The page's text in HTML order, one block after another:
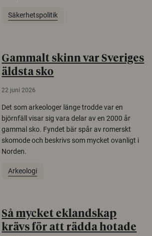
Säkerhetspolitik
Gammalt skinn var Sveriges
äldsta sko
22 juni 2026
Det som arkeologer länge trodde var en
björnfäll visar sig vara delar av en 2000 år
gammal sko. Fyndet bär spår av romerskt
skomode och beskrivs som mycket ovanligt i
Norden.
Arkeologi
Så mycket eklandskap
krävs för att rädda hotade